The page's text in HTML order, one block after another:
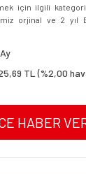
için ilgili kategori
orjinal ve 2 yıl
TL (%2,00
HABER